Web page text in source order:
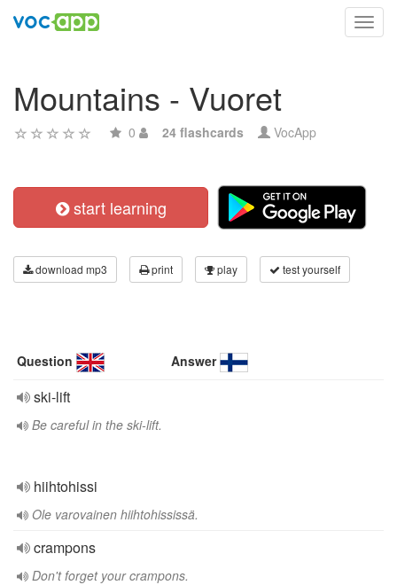
Mountains - Vuoret
0 24 flashcards VocApp
start learning
download mp3 print play test yourself
Question Answer
ski-lift
Be careful in the ski-lift.
hiihtohissi
Ole varovainen hiihtohississä.
crampons
Don't forget your crampons.